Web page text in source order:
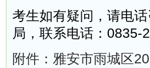
考生如有疑问，请电
局，联系电话：0835-
附件：雅安市雨城区